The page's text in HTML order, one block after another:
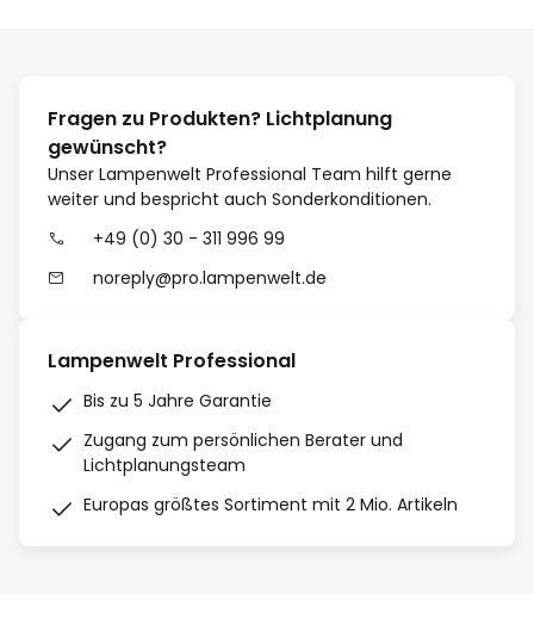
Fragen zu Produkten? Lichtplanung
gewünscht?
Unser Lampenwelt Professional Team hilft gerne
weiter und bespricht auch Sonderkonditionen.
+49 (0) 30 - 311 996 99
noreply@pro.lampenwelt.de
Lampenwelt Professional
Bis zu 5 Jahre Garantie
Zugang zum persönlichen Berater und
Lichtplanungsteam
Europas größtes Sortiment mit 2 Mio. Artikeln